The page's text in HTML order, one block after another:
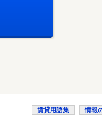
賃貸用語集 情報